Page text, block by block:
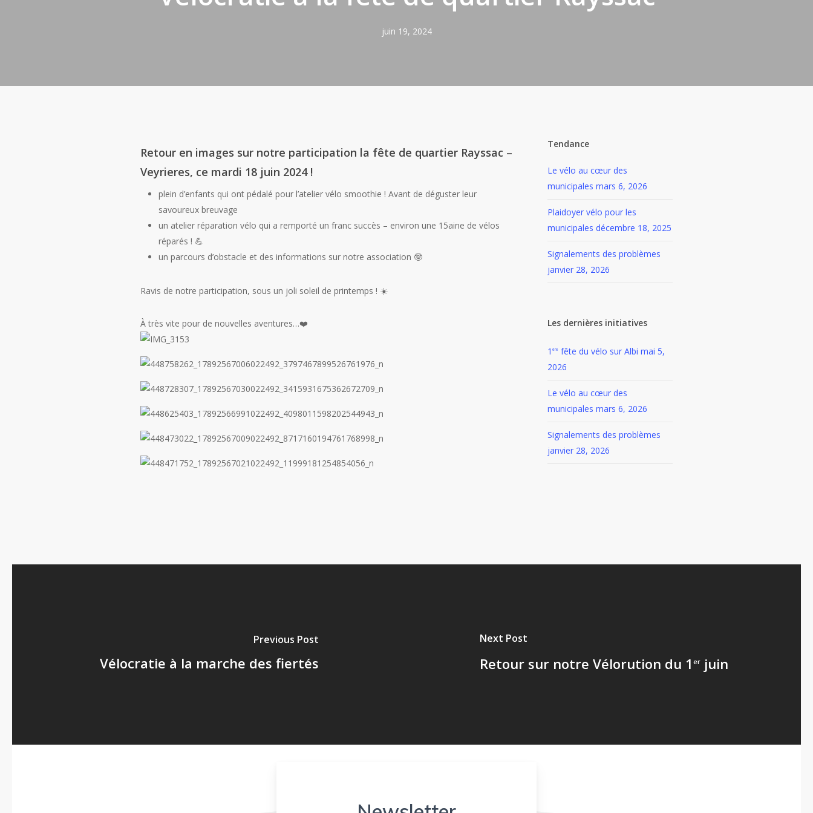
juin 19, 2024
Retour en images sur notre participation la fête de quartier Rayssac –
Veyrieres, ce mardi 18 juin 2024 !
plein d’enfants qui ont pédalé pour l’atelier vélo smoothie ! Avant de déguster leur
savoureux breuvage
un atelier réparation vélo qui a remporté un franc succès – environ une 15aine de vélos
réparés ! 💪
un parcours d’obstacle et des informations sur notre association 🤓
Ravis de notre participation, sous un joli soleil de printemps ! ☀️
À très vite pour de nouvelles aventures…❤️
Tendance
Le vélo au cœur des
municipales mars 6, 2026
Plaidoyer vélo pour les
municipales décembre 18, 2025
Signalements des problèmes
janvier 28, 2026
Les dernières initiatives
1ère fête du vélo sur Albi mai 5,
2026
Le vélo au cœur des
municipales mars 6, 2026
Signalements des problèmes
janvier 28, 2026
Previous Post
Vélocratie à la marche des fiertés
Next Post
Retour sur notre Vélorution du 1 erjuin